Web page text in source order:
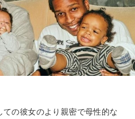
ての彼女のより親密で母性的な